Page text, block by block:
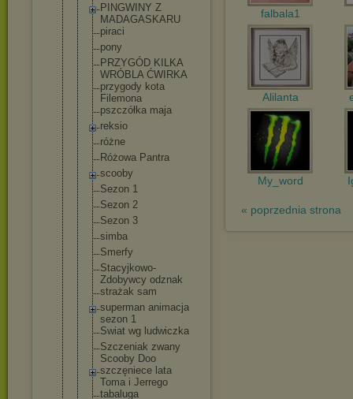
PINGWINY Z
MADAGASKARU
piraci
pony
PRZYGÓD KILKA
WRÓBLA ĆWIRKA
przygody kota
Filemona
pszczółka maja
reksio
różne
Różowa Pantra
scooby
Sezon 1
Sezon 2
Sezon 3
simba
Smerfy
Stacyjkowo-
Zdobywcy odznak
strażak sam
superman animacja
sezon 1
Swiat wg ludwiczka
Szczeniak zwany
Scooby Doo
szczęniece lata
Toma i Jerrego
tabaluga
falbala1
Alilanta
My_word
« poprzednia strona